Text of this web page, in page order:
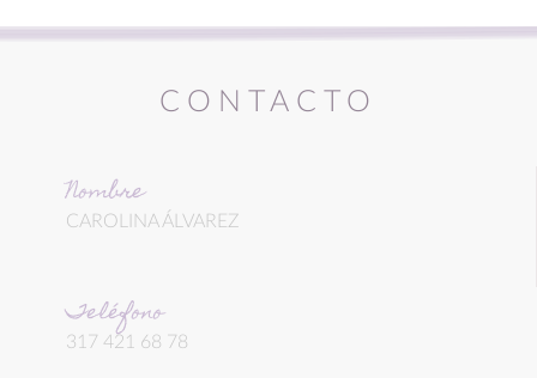
CONTACTO
Nombre
CAROLINA ÁLVAREZ
Teléfono
317 421 68 78